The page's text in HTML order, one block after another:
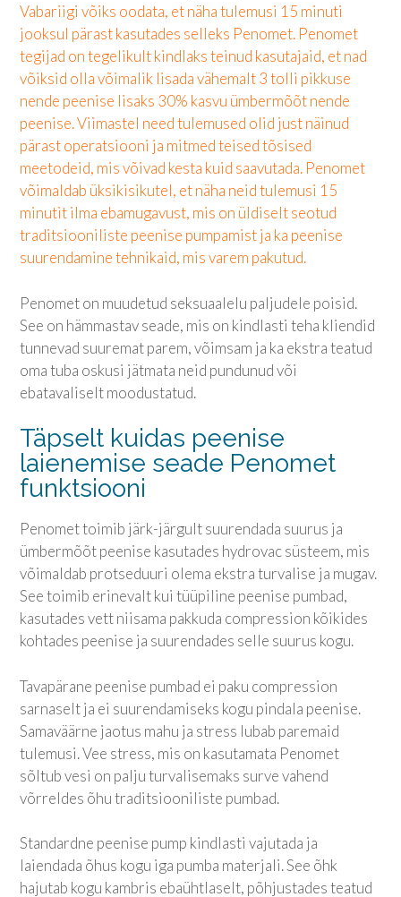
Vabariigi võiks oodata, et näha tulemusi 15 minuti
jooksul pärast kasutades selleks Penomet. Penomet
tegijad on tegelikult kindlaks teinud kasutajaid, et nad
võiksid olla võimalik lisada vähemalt 3 tolli pikkuse
nende peenise lisaks 30% kasvu ümbermõõt nende
peenise. Viimastel need tulemused olid just näinud
pärast operatsiooni ja mitmed teised tõsised
meetodeid, mis võivad kesta kuid saavutada. Penomet
võimaldab üksikisikutel, et näha neid tulemusi 15
minutit ilma ebamugavust, mis on üldiselt seotud
traditsiooniliste peenise pumpamist ja ka peenise
suurendamine tehnikaid, mis varem pakutud.
Penomet on muudetud seksuaalelu paljudele poisid.
See on hämmastav seade, mis on kindlasti teha kliendid
tunnevad suuremat parem, võimsam ja ka ekstra teatud
oma tuba oskusi jätmata neid pundunud või
ebatavaliselt moodustatud.
Täpselt kuidas peenise
laienemise seade Penomet
funktsiooni
Penomet toimib järk-järgult suurendada suurus ja
ümbermõõt peenise kasutades hydrovac süsteem, mis
võimaldab protseduuri olema ekstra turvalise ja mugav.
See toimib erinevalt kui tüüpiline peenise pumbad,
kasutades vett niisama pakkuda compression kõikides
kohtades peenise ja suurendades selle suurus kogu.
Tavapärane peenise pumbad ei paku compression
sarnaselt ja ei suurendamiseks kogu pindala peenise.
Samaväärne jaotus mahu ja stress lubab paremaid
tulemusi. Vee stress, mis on kasutamata Penomet
sõltub vesi on palju turvalisemaks surve vahend
võrreldes õhu traditsiooniliste pumbad.
Standardne peenise pump kindlasti vajutada ja
laiendada õhus kogu iga pumba materjali. See õhk
hajutab kogu kambris ebaühtlaselt, põhjustades teatud